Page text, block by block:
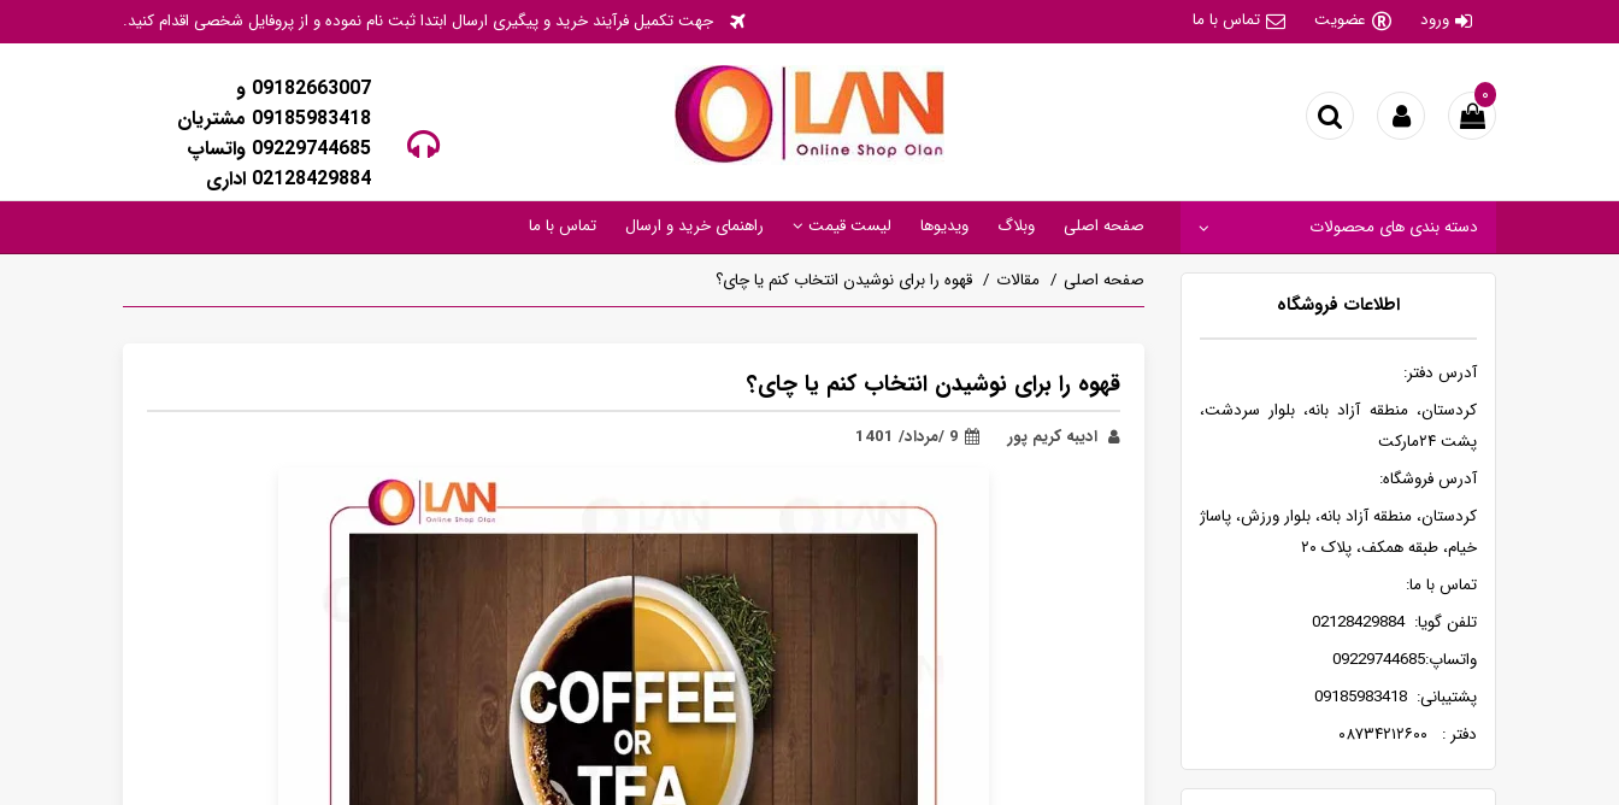
ورود عضویت تماس با ما جهت تکمیل فرآیند خرید و پیگیری ارسال ابتدا ثبت نام نموده و از پروفایل شخصی اقدام کنید.
09182663007 و
09185983418 مشتریان
09229744685 واتساپ
02128429884 اداری
۰
صفحه اصلی وبلاگ ویدیوها لیست قیمت راهنمای خرید و ارسال تماس با ما دسته بندی های محصولات
صفحه اصلی مقالات قهوه را برای نوشیدن انتخاب کنم یا چای؟
قهوه را برای نوشیدن انتخاب کنم یا چای؟
ادیبه کریم پور 9 /مرداد/ 1401
اطلاعات فروشگاه
آدرس دفتر:
کردستان، منطقه آزاد بانه، بلوار سردشت،
پشت ۲۴مارکت
آدرس فروشگاه:
کردستان، منطقه آزاد بانه، بلوار ورزش، پاساژ
خیام، طبقه همکف، پلاک ۲۰
تماس با ما:
تلفن گویا: 02128429884
واتساپ:09229744685
پشتیبانی: 09185983418
دفتر : ۰۸۷۳۴۲۱۲۶۰۰